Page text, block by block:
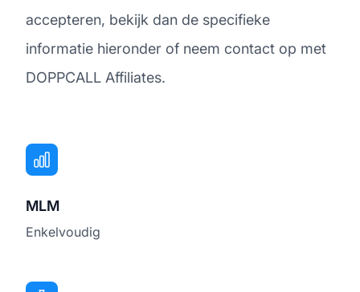
accepteren, bekijk dan de specifieke
informatie hieronder of neem contact op met
DOPPCALL Affiliates.
MLM
Enkelvoudig